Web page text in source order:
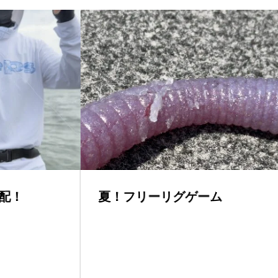
！ 夏！フリーリグゲーム